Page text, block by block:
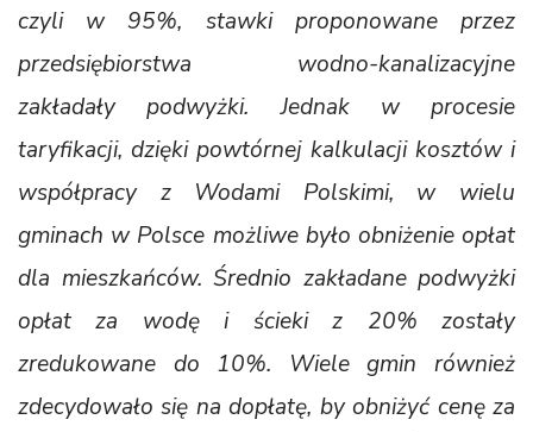
czyli w 95%, stawki proponowane przez
przedsiębiorstwa wodno-kanalizacyjne
zakładały podwyżki. Jednak w procesie
taryfikacji, dzięki powtórnej kalkulacji kosztów i
współpracy z Wodami Polskimi, w wielu
gminach w Polsce możliwe było obniżenie opłat
dla mieszkańców. Średnio zakładane podwyżki
opłat za wodę i ścieki z 20% zostały
zredukowane do 10%. Wiele gmin również
zdecydowało się na dopłatę, by obniżyć cenę za